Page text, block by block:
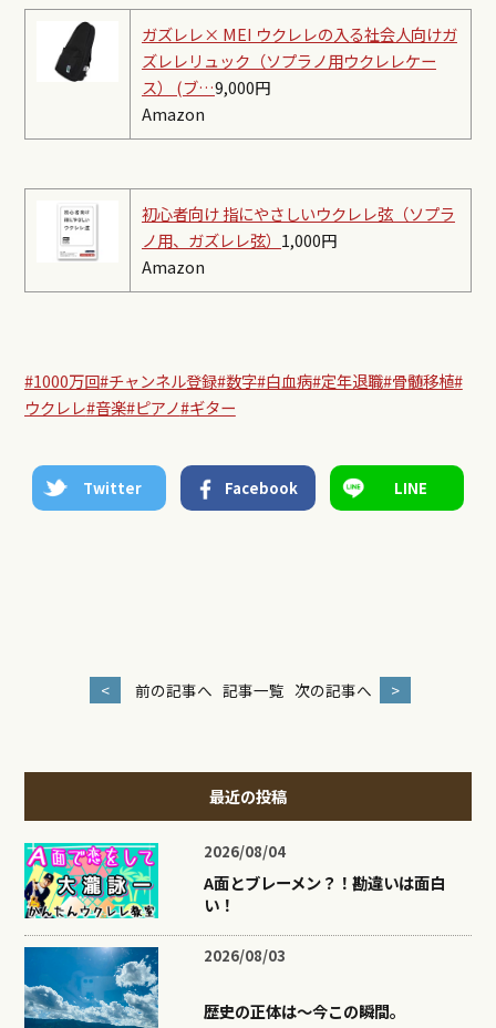
ガズレレ× MEI ウクレレの入る社会人向けガ
ズレレリュック（ソプラノ用ウクレレケー
ス） (ブ…9,000円
Amazon
初心者向け 指にやさしいウクレレ弦（ソプラ
ノ用、ガズレレ弦） 1,000円
Amazon
#1000万回#チャンネル登録#数字#白血病#定年退職#骨髄移植#
ウクレレ#音楽#ピアノ#ギター
Twitter Facebook LINE
< 前の記事へ 記事一覧 次の記事へ >
最近の投稿
2026/08/04
A面とブレーメン？！勘違いは面白
い！
2026/08/03
歴史の正体は〜今この瞬間。